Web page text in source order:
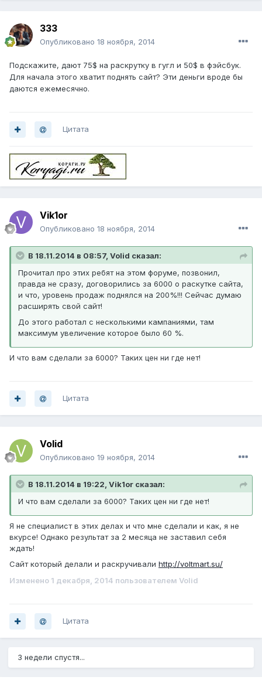
333
Опубликовано 18 ноября, 2014
Подскажите, дают 75$ на раскрутку в гугл и 50$ в фэйсбук.
Для начала этого хватит поднять сайт? Эти деньги вроде бы
даются ежемесячно.
Цитата
Vik1or
Опубликовано 18 ноября, 2014
В 18.11.2014 в 08:57, Volid сказал:
Прочитал про этих ребят на этом форуме, позвонил,
правда не сразу, договорились за 6000 о раскутке сайта,
и что, уровень продаж поднялся на 200%!!! Сейчас думаю
расширять свой сайт!
До этого работал с несколькими кампаниями, там
максимум увеличение которое было 60 %.
И что вам сделали за 6000? Таких цен ни где нет!
Цитата
Volid
Опубликовано 19 ноября, 2014
В 18.11.2014 в 19:22, Vik1or сказал:
И что вам сделали за 6000? Таких цен ни где нет!
Я не специалист в этих делах и что мне сделали и как, я не
вкурсе! Однако результат за 2 месяца не заставил себя
ждать!
Сайт который делали и раскручивали http://voltmart.su/
Изменено 1 декабря, 2014 пользователем Volid
Цитата
3 недели спустя...